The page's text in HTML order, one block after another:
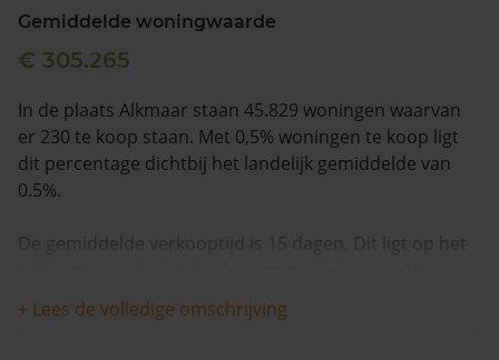
Maandag t/m vrijdag - 08:00 -18:00
Gemiddelde woningwaarde
€ 305.265
In de plaats Alkmaar staan 45.829 woningen waarvan
er 230 te koop staan. Met 0,5% woningen te koop ligt
dit percentage dichtbij het landelijk gemiddelde van
0.5%.
De gemiddelde verkooptijd is 15 dagen. Dit ligt op het
dagen.
+ Lees de volledige omschrijving